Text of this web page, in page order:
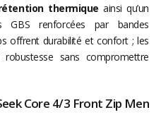
thermique ainsi qu’un
GBS renforcées par bandes
offrent durabilité et confort ; les
sans compromettre
Core 4/3 Front Zip Men